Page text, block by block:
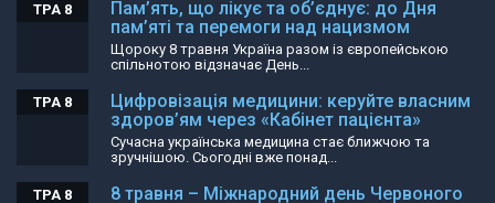
Пам’ять, що лікує та об’єднує: до Дня
пам’яті та перемоги над нацизмом
ТРА 8
Щороку 8 травня Україна разом із європейською
спільнотою відзначає День...
Цифровізація медицини: керуйте власним
здоров’ям через «Кабінет пацієнта»
ТРА 8
Сучасна українська медицина стає ближчою та
зручнішою. Сьогодні вже понад...
8 травня – Міжнародний день Червоного
ТРА 8